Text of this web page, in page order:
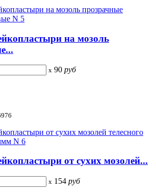
на мозоль
x 90 руб
от сухих мозолей...
x 154 руб